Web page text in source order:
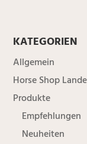
KATEGORIEN
Allgemein
Horse Shop
Produkte
Empfehlungen
Neuheiten